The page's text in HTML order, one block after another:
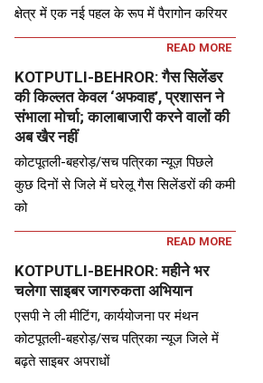
क्षेत्र में एक नई पहल के रूप में पैरागोन करियर
READ MORE
KOTPUTLI-BEHROR: गैस सिलेंडर
की किल्लत केवल ‘अफवाह’, प्रशासन ने
संभाला मोर्चा; कालाबाजारी करने वालों की
अब खैर नहीं
कोटपूतली-बहरोड़/सच पत्रिका न्यूज़ पिछले
कुछ दिनों से जिले में घरेलू गैस सिलेंडरों की कमी
को
READ MORE
KOTPUTLI-BEHROR: महीने भर
चलेगा साइबर जागरुकता अभियान
एसपी ने ली मीटिंग, कार्ययोजना पर मंथन
कोटपूतली-बहरोड़/सच पत्रिका न्यूज जिले में
बढ़ते साइबर अपराधों